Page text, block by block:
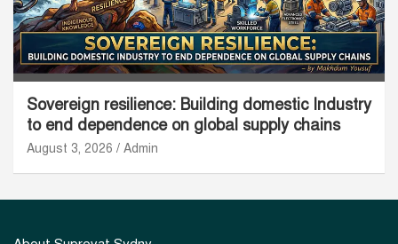
Sovereign resilience: Building domestic Industry
to end dependence on global supply chains
August 3, 2026 Admin